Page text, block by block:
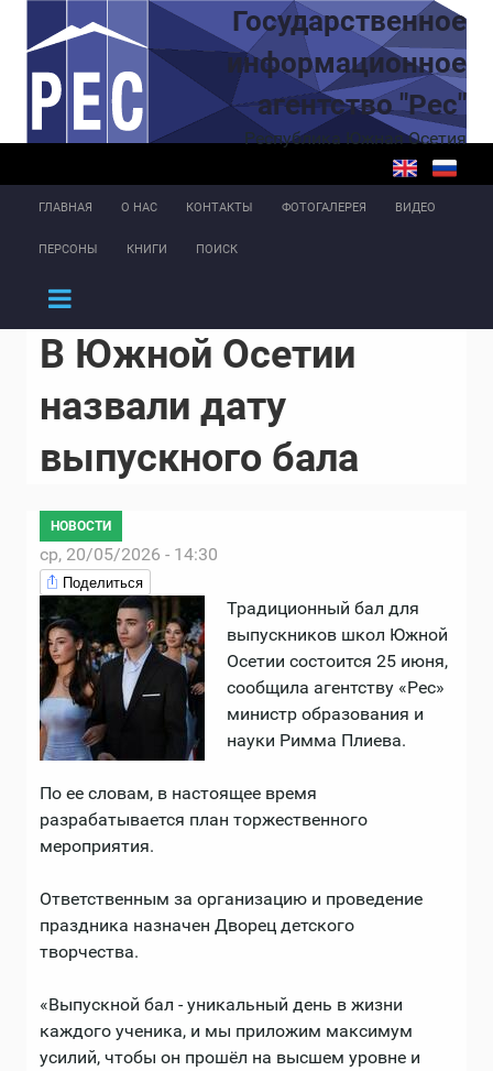
Перейти к основному содержаниюГосударственное
информационное
агентство "Рес"
Республика Южная Осетия
ГЛАВНАЯ О НАС КОНТАКТЫ ФОТОГАЛЕРЕЯ ВИДЕО
ПЕРСОНЫ КНИГИ ПОИСК
В Южной Осетии
назвали дату
выпускного бала
НОВОСТИ
ср, 20/05/2026 - 14:30
Поделиться
Традиционный бал для
выпускников школ Южной
Осетии состоится 25 июня,
сообщила агентству «Рес»
министр образования и
науки Римма Плиева.
По ее словам, в настоящее время
разрабатывается план торжественного
мероприятия.
Ответственным за организацию и проведение
праздника назначен Дворец детского
творчества.
«Выпускной бал - уникальный день в жизни
каждого ученика, и мы приложим максимум
усилий, чтобы он прошёл на высшем уровне и